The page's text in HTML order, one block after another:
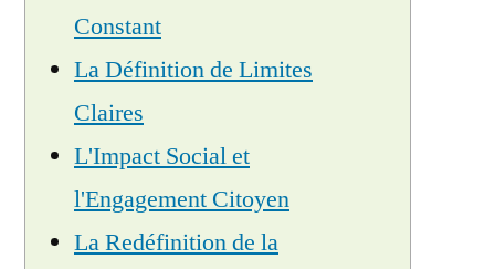
Constant
La Définition de Limites
Claires
L'Impact Social et
l'Engagement Citoyen
La Redéfinition de la